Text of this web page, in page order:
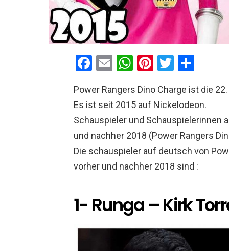
F
ce
b
o
o
k
E
ail
W
at
s
A
p
p
Pi
er
es
t
T
tt
er
e
n
Power Rangers Dino Charge ist die
Es ist seit 2015 auf Nickelodeon.
Schauspieler und Schauspielerinnen
und nachher 2018 (Power Rangers
Die schauspieler auf deutsch von
vorher und nachher 2018 sind :
1- Runga – Kirk